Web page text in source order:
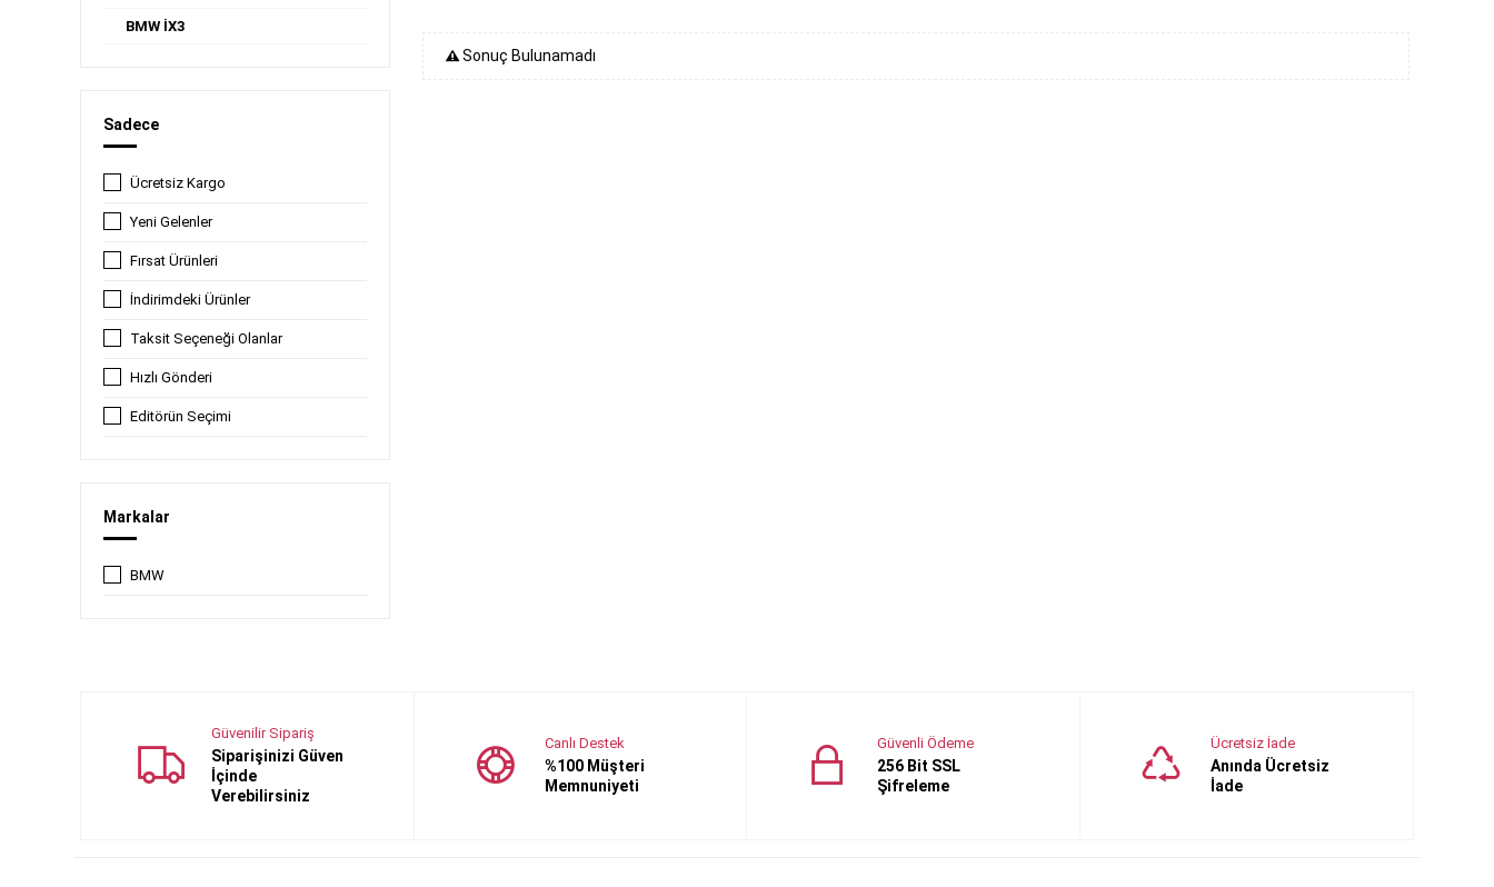
BMW İX3
Sadece
Ücretsiz Kargo
Yeni Gelenler
Fırsat Ürünleri
İndirimdeki Ürünler
Taksit Seçeneği Olanlar
Hızlı Gönderi
Editörün Seçimi
Markalar
BMW
Sonuç Bulunamadı
Güvenilir Sipariş
Siparişinizi Güven
İçinde
Verebilirsiniz
Canlı Destek
%100 Müşteri
Memnuniyeti
Güvenli Ödeme
256 Bit SSL
Şifreleme
Ücretsiz İade
Anında Ücretsiz
İade